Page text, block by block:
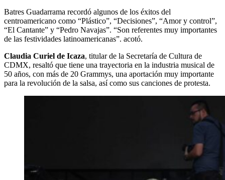
Batres Guadarrama recordó algunos de los éxitos del
centroamericano como “Plástico”, “Decisiones”, “Amor y control”,
“El Cantante” y “Pedro Navajas”. “Son referentes muy importantes
de las festividades latinoamericanas”. acotó.
Claudia Curiel de Icaza, titular de la Secretaría de Cultura de
CDMX, resaltó que tiene una trayectoria en la industria musical de
50 años, con más de 20 Grammys, una aportación muy importante
para la revolución de la salsa, así como sus canciones de protesta.